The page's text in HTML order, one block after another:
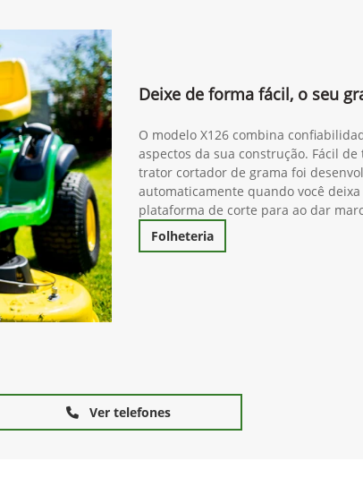
Deixe de forma fácil, o seu
O modelo X126 combina
aspectos da sua construção. Fácil
trator cortador de grama foi
automaticamente quando você
plataforma de corte para ao dar
Folheteria
Ver telefones